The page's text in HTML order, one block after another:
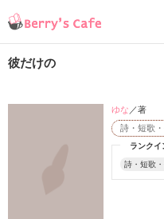
彼だけの
ランクイ
詩・短歌
詩・短歌
ゆな ／著